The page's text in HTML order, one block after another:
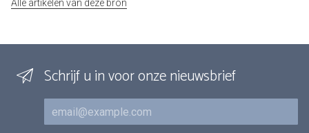
Alle artikelen van deze bron
Schrijf u in voor onze nieuwsbrief
E-mail